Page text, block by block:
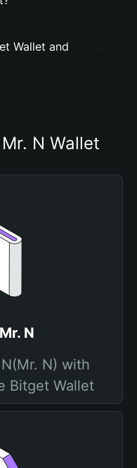
Wallet and
N Wallet
N
N) with
Bitget Wallet